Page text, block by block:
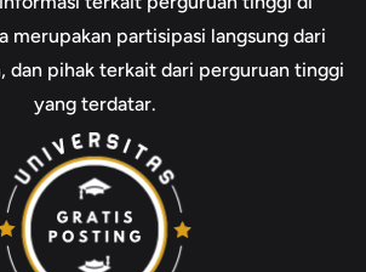
merupakan partisipasi langsung dari
dan pihak terkait dari perguruan tinggi
yang terdatar.